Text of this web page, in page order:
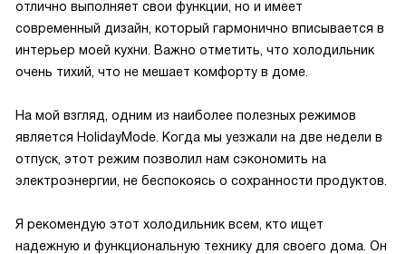
отлично выполняет свои функции, но и имеет
современный дизайн, который гармонично вписывается в
интерьер моей кухни. Важно отметить, что холодильник
очень тихий, что не мешает комфорту в доме.
На мой взгляд, одним из наиболее полезных режимов
является HolidayMode. Когда мы уезжали на две недели в
отпуск, этот режим позволил нам сэкономить на
электроэнергии, не беспокоясь о сохранности продуктов.
Я рекомендую этот холодильник всем, кто ищет
надежную и функциональную технику для своего дома. Он